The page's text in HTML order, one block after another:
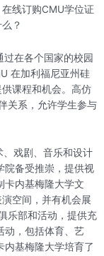
线订购CMU学位证
？
在各个国家的校园
在加利福尼亚州硅
课程和机会。高仿
关系，允许学生参与
戏剧、音乐和设计
院备受推崇，提供视
卡内基梅隆大学文
空间，并有机会展
乐部和活动，提供充
动，包括体育、艺
内基梅隆大学培育了